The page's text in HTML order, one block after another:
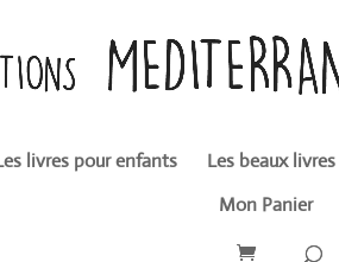
livres pour enfants Les beaux livres
Mon Panier